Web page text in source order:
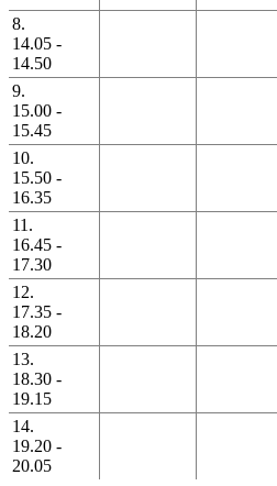
8.
14.05 -
14.50
9.
15.00 -
15.45
10.
15.50 -
16.35
11.
16.45 -
17.30
12.
17.35 -
18.20
13.
18.30 -
19.15
14.
19.20 -
20.05